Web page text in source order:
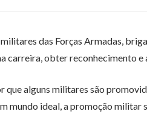
das Forças Armadas,
carreira, obter reconhecimento
que alguns militares são
mundo ideal, a promoção militar